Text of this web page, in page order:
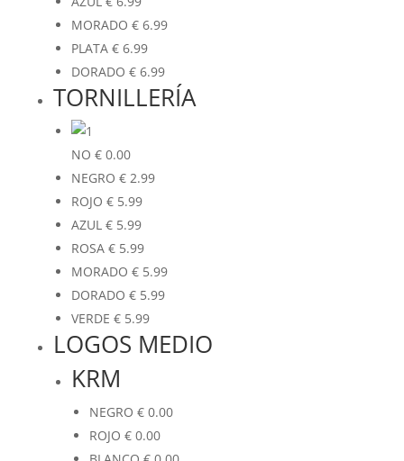
MORADO €6.99
PLATA €6.99
DORADO €6.99
TORNILLERÍA
NO €0.00
NEGRO €2.99
ROJO €5.99
AZUL €5.99
ROSA €5.99
MORADO €5.99
DORADO €5.99
VERDE €5.99
LOGOS MEDIO
KRM
NEGRO €0.00
ROJO €0.00